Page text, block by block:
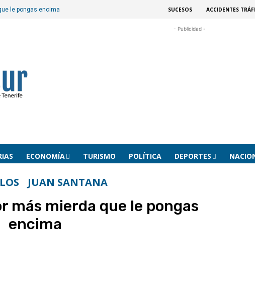
le pongas encima SUCESOS ACCIDENTES
- Publicidad -
ECONOMÍA TURISMO POLÍTICA DEPORTES
JUAN SANTANA
más mierda que le pongas
encima